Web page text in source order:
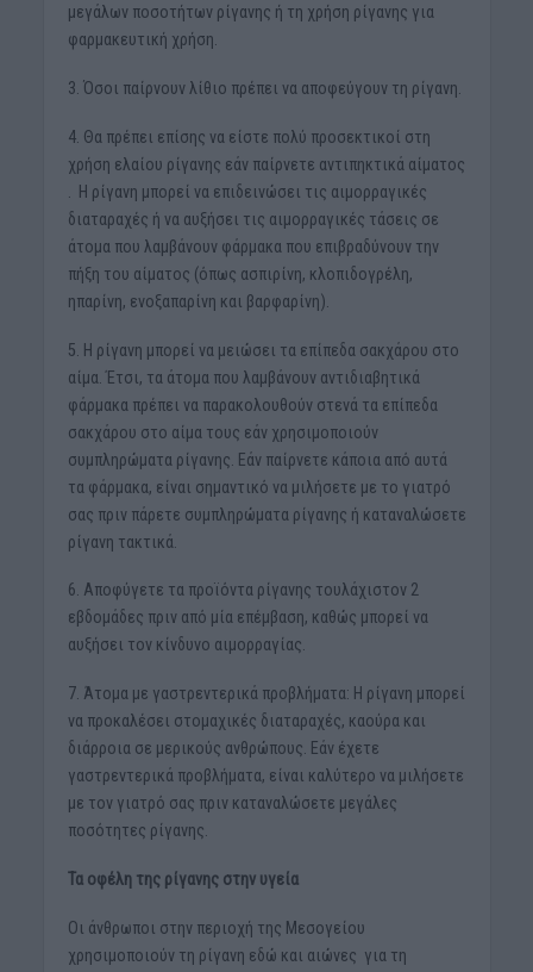
μεγάλων ποσοτήτων ρίγανης ή τη χρήση ρίγανης για
φαρμακευτική χρήση.
3. Όσοι παίρνουν λίθιο πρέπει να αποφεύγουν τη ρίγανη.
4. Θα πρέπει επίσης να είστε πολύ προσεκτικοί στη
χρήση ελαίου ρίγανης εάν παίρνετε αντιπηκτικά αίματος
. Η ρίγανη μπορεί να επιδεινώσει τις αιμορραγικές
διαταραχές ή να αυξήσει τις αιμορραγικές τάσεις σε
άτομα που λαμβάνουν φάρμακα που επιβραδύνουν την
πήξη του αίματος (όπως ασπιρίνη, κλοπιδογρέλη,
ηπαρίνη, ενοξαπαρίνη και βαρφαρίνη).
5. Η ρίγανη μπορεί να μειώσει τα επίπεδα σακχάρου στο
αίμα. Έτσι, τα άτομα που λαμβάνουν αντιδιαβητικά
φάρμακα πρέπει να παρακολουθούν στενά τα επίπεδα
σακχάρου στο αίμα τους εάν χρησιμοποιούν
συμπληρώματα ρίγανης. Εάν παίρνετε κάποια από αυτά
τα φάρμακα, είναι σημαντικό να μιλήσετε με το γιατρό
σας πριν πάρετε συμπληρώματα ρίγανης ή καταναλώσετε
ρίγανη τακτικά.
6. Αποφύγετε τα προϊόντα ρίγανης τουλάχιστον 2
εβδομάδες πριν από μία επέμβαση, καθώς μπορεί να
αυξήσει τον κίνδυνο αιμορραγίας.
7. Άτομα με γαστρεντερικά προβλήματα: Η ρίγανη μπορεί
να προκαλέσει στομαχικές διαταραχές, καούρα και
διάρροια σε μερικούς ανθρώπους. Εάν έχετε
γαστρεντερικά προβλήματα, είναι καλύτερο να μιλήσετε
με τον γιατρό σας πριν καταναλώσετε μεγάλες
ποσότητες ρίγανης.
Τα οφέλη της ρίγανης στην υγεία
Οι άνθρωποι στην περιοχή της Μεσογείου
χρησιμοποιούν τη ρίγανη εδώ και αιώνες για τη